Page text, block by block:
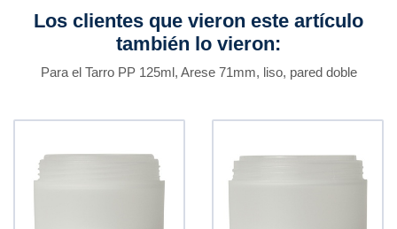
Los clientes que vieron este artículo
también lo vieron:
Para el Tarro PP 125ml, Arese 71mm, liso, pared doble